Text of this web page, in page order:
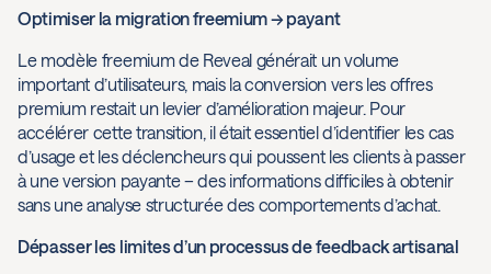
Optimiser la migration freemium → payant
Le modèle freemium de Reveal générait un volume
important d’utilisateurs, mais la conversion vers les offres
premium restait un levier d’amélioration majeur. Pour
accélérer cette transition, il était essentiel d’identifier les cas
d’usage et les déclencheurs qui poussent les clients à passer
à une version payante – des informations difficiles à obtenir
sans une analyse structurée des comportements d’achat.
Dépasser les limites d’un processus de feedback artisanal